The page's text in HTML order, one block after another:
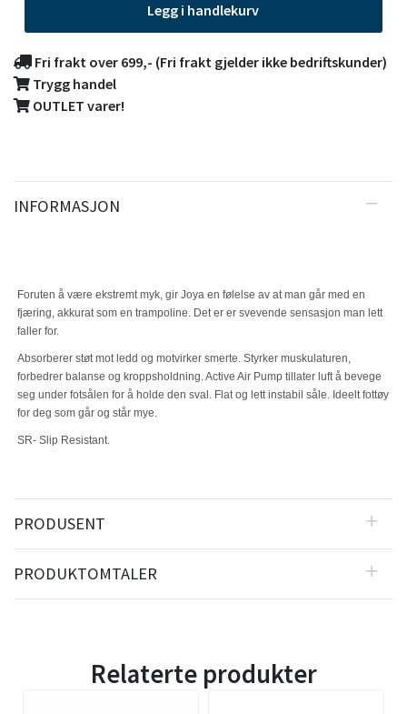
Legg i handlekurv
Fri frakt over 699,- (Fri frakt gjelder ikke bedriftskunder)
Trygg handel
OUTLET varer!
INFORMASJON
Foruten å være ekstremt myk, gir Joya en følelse av at man går med en
fjæring, akkurat som en trampoline. Det er er svevende sensasjon man lett
faller for.
Absorberer støt mot ledd og motvirker smerte. Styrker muskulaturen,
forbedrer balanse og kroppsholdning. Active Air Pump tillater luft å bevege
seg under fotsålen for å holde den sval. Flat og lett instabil såle. Ideelt fottøy
for deg som går og står mye.
SR- Slip Resistant.
PRODUSENT
PRODUKTOMTALER
Relaterte produkter